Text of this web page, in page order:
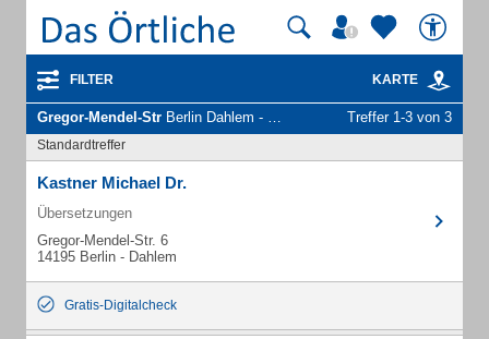
FILTER KARTE
Gregor-Mendel-Str Berlin Dahlem - Unternehmen und Personen Treffer 1-3 von 3
Standardtreffer
Kastner Michael Dr.
Übersetzungen
Gregor-Mendel-Str. 6
14195 Berlin - Dahlem
Gratis-Digitalcheck